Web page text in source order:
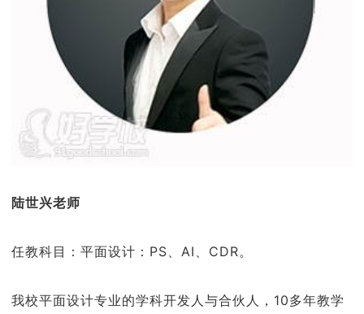
陆世兴老师
任教科目：平面设计：PS、AI、CDR。
我校平面设计专业的学科开发人与合伙人，10多年教学